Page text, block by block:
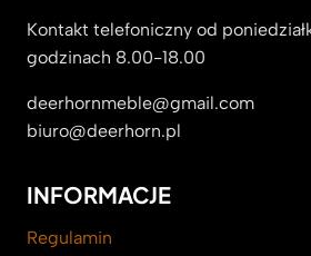
Kontakt telefoniczny od
godzinach 8.00-18.00
deerhornmeble@gmail.com
biuro@deerhorn.pl
INFORMACJE
Regulamin